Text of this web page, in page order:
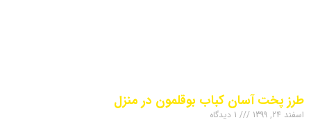
طرز پخت آسان کباب بوقلمون در منزل
اسفند 24, 1399